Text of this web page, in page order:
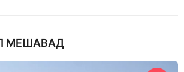
МЕШАВАД